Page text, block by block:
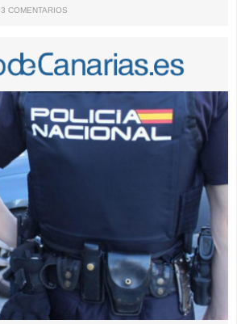
3 COMENTARIOS